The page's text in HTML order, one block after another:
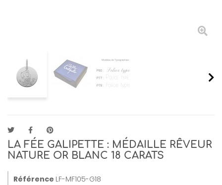
LA FÉE GALIPETTE : MÉDAILLE RÊVEUR
NATURE OR BLANC 18 CARATS
Référence LF-MF105-G18